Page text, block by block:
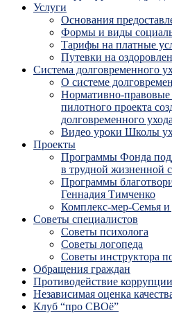
Услуги
Основания
Формы и виды
Тарифы на платные
Путевки на
Система долговременного
О системе
Нормативно-правовые
пилотного проекта
долговременного ухода
Видео уроки Школы
Проекты
Программы Фонда
в трудной жизненной
Программы
Геннадия Тимченко
Комплекс-мер-Семья и
Советы специалистов
Советы психолога
Советы логопеда
Советы инструктора
Обращения граждан
Противодействие коррупции
Независимая оценка
Клуб “про СВОё”